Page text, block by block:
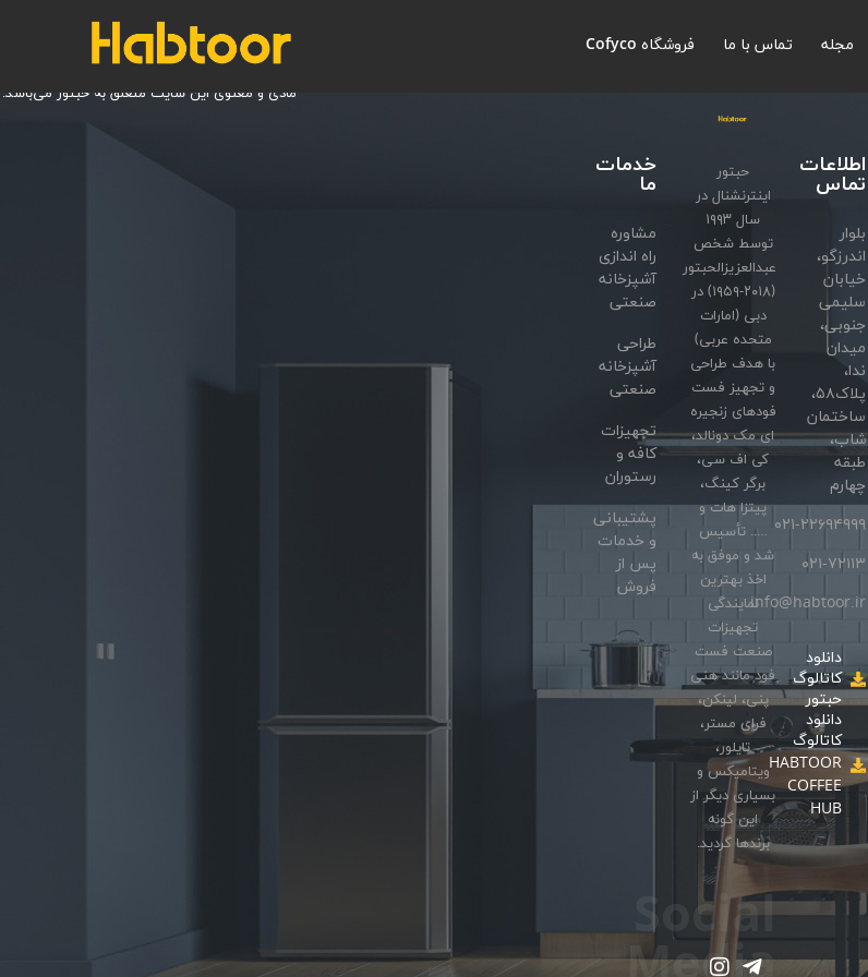
مجله تماس با ما فروشگاه Cofyco
اطلاعات
تماس
بلوار
اندرزگو،
خیابان
سلیمی
جنوبی،
میدان
ندا،
پلاک۵۸،
ساختمان
شاب،
طبقه
چهارم
۰۲۱-۲۲۶۹۴۹۹۹
۰۲۱-۷۲۱۱۳
info@habtoor.ir
دانلود
کاتالوگ
حبتور
دانلود
کاتالوگ
HABTOOR
COFFEE
HUB
حبتور
اینترنشنال در
سال ۱۹۹۳
توسط شخص
عبدالعزیزالحبتور
(۲۰۱۸-۱۹۵۹) در
دبی (امارات
متحده عربی)
با هدف طراحی
و تجهیز فست
فودهای زنجیره
ای مک دونالد،
کی اف سی،
برگر کینگ،
پیتزا هات و
….. تأسیس
شد و موفق به
اخذ بهترین
نمایندگی
تجهیزات
صنعت فست
فود مانند هنی
پنی، لینکن،
فرای مستر،
تایلور،
ویتامیکس و
بسیاری دیگر از
این گونه
برندها گردید.
Social
خدمات
ما
مشاوره
راه اندازی
آشپزخانه
صنعتی
طراحی
آشپزخانه
صنعتی
تجهیزات
کافه و
رستوران
پشتیبانی
و خدمات
پس از
فروش
طراحی سایت و سئوتوسط هینزا© کلیه حقوق
مادی و معنوی این سایت متعلق به حبتور می‌باشد.